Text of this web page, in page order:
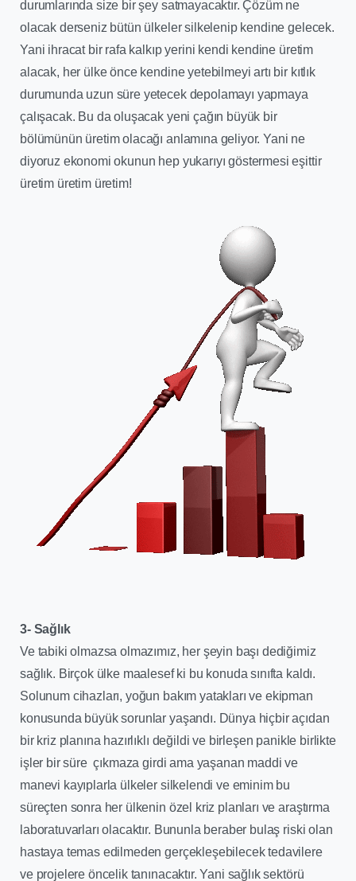
durumlarında size bir şey satmayacaktır. Çözüm ne
olacak derseniz bütün ülkeler silkelenip kendine gelecek.
Yani ihracat bir rafa kalkıp yerini kendi kendine üretim
alacak, her ülke önce kendine yetebilmeyi artı bir kıtlık
durumunda uzun süre yetecek depolamayı yapmaya
çalışacak. Bu da oluşacak yeni çağın büyük bir
bölümünün üretim olacağı anlamına geliyor. Yani ne
diyoruz ekonomi okunun hep yukarıyı göstermesi eşittir
üretim üretim üretim!
3- Sağlık
Ve tabiki olmazsa olmazımız, her şeyin başı dediğimiz
sağlık. Birçok ülke maalesef ki bu konuda sınıfta kaldı.
Solunum cihazları, yoğun bakım yatakları ve ekipman
konusunda büyük sorunlar yaşandı. Dünya hiçbir açıdan
bir kriz planına hazırlıklı değildi ve birleşen panikle birlikte
işler bir süre çıkmaza girdi ama yaşanan maddi ve
manevi kayıplarla ülkeler silkelendi ve eminim bu
süreçten sonra her ülkenin özel kriz planları ve araştırma
laboratuvarları olacaktır. Bununla beraber bulaş riski olan
hastaya temas edilmeden gerçekleşebilecek tedavilere
ve projelere öncelik tanınacaktır. Yani sağlık sektörü